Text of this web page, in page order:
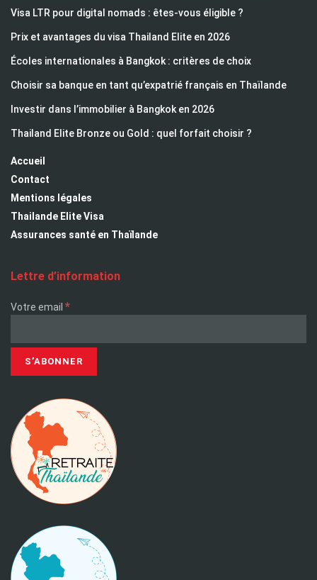
Visa LTR pour digital nomads : êtes-vous éligible ?
Prix et avantages du visa Thailand Elite en 2026
Écoles internationales à Bangkok : critères de choix
Choisir sa banque en tant qu’expatrié français en Thaïlande
Investir dans l’immobilier à Bangkok en 2026
Thailand Elite Bronze ou Gold : quel forfait choisir ?
Accueil
Contact
Mentions légales
Thailande Elite Visa
Assurances santé en Thaïlande
Lettre d’information
Votre email *